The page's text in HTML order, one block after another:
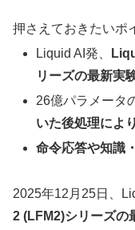
押さえておきたいポ
Liquid AI発、
リーズの最新実
26億パラメータ
いた後処理によ
命令応答や知識
2025年12月25日、
2 (LFM2)シリーズの